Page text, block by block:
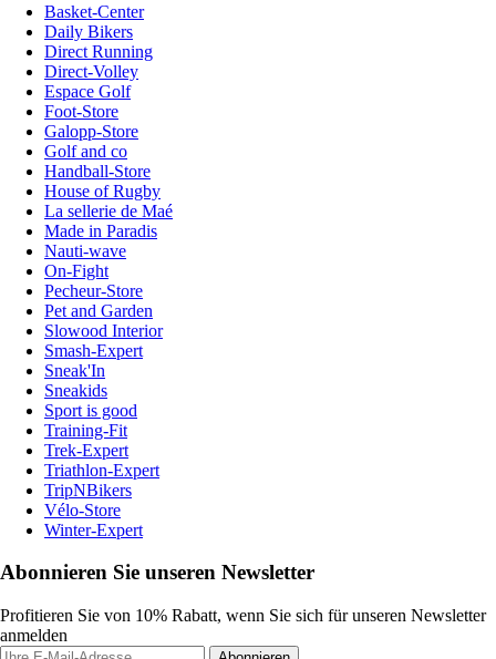
Basket-Center
Daily Bikers
Direct Running
Direct-Volley
Espace Golf
Foot-Store
Galopp-Store
Golf and co
Handball-Store
House of Rugby
La sellerie de Maé
Made in Paradis
Nauti-wave
On-Fight
Pecheur-Store
Pet and Garden
Slowood Interior
Smash-Expert
Sneak'In
Sneakids
Sport is good
Training-Fit
Trek-Expert
Triathlon-Expert
TripNBikers
Vélo-Store
Winter-Expert
Abonnieren Sie unseren Newsletter
Profitieren Sie von 10% Rabatt, wenn Sie sich für unseren Newsletter
anmelden